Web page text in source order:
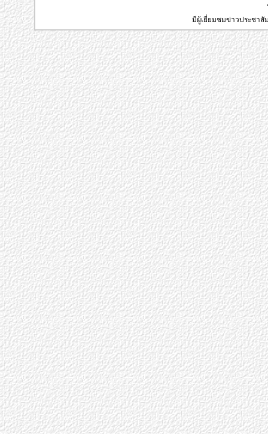
มีผู้เยี่ยมชมข่าวประชา